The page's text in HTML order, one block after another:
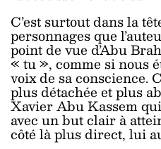
C’est surtout dans la
personnages que
point de vue d’Abu
« tu », comme si nous
voix de sa conscience.
plus détachée et plus
Xavier Abu Kassem
avec un but clair à
côté là plus direct, lui